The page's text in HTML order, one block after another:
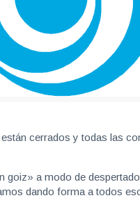
cerrados y todas las
a modo de
dando forma a todos